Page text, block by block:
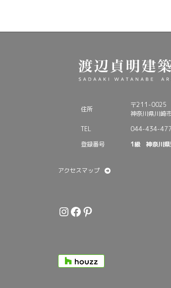
住所
〒211-0025
神奈川県川崎
TEL
044-434-
登録番号
1級 神奈川
アクセスマップ
Instagram
Facebook
Pinterest